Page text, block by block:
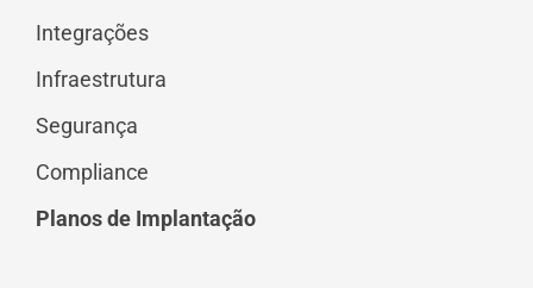
Integrações
Infraestrutura
Segurança
Compliance
Planos de Implantação